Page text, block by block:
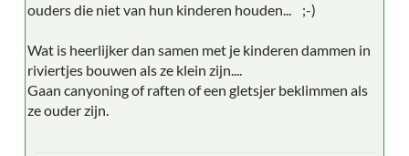
ouders die niet van hun kinderen houden... ;-)
Wat is heerlijker dan samen met je kinderen dammen in
riviertjes bouwen als ze klein zijn....
Gaan canyoning of raften of een gletsjer beklimmen als
ze ouder zijn.